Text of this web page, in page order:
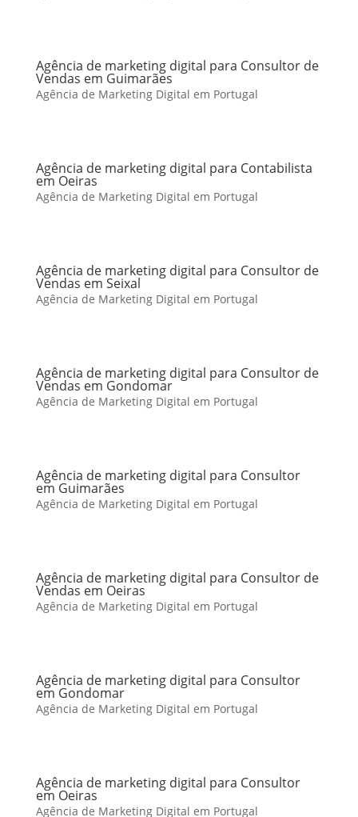
Agência de marketing digital para Consultor de
Vendas em Guimarães
Agência de Marketing Digital em Portugal
Agência de marketing digital para Contabilista
em Oeiras
Agência de Marketing Digital em Portugal
Agência de marketing digital para Consultor de
Vendas em Seixal
Agência de Marketing Digital em Portugal
Agência de marketing digital para Consultor de
Vendas em Gondomar
Agência de Marketing Digital em Portugal
Agência de marketing digital para Consultor
em Guimarães
Agência de Marketing Digital em Portugal
Agência de marketing digital para Consultor de
Vendas em Oeiras
Agência de Marketing Digital em Portugal
Agência de marketing digital para Consultor
em Gondomar
Agência de Marketing Digital em Portugal
Agência de marketing digital para Consultor
em Oeiras
Agência de Marketing Digital em Portugal